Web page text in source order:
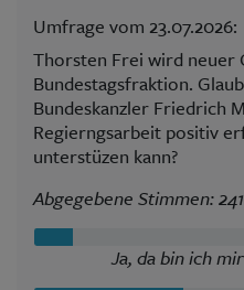
Umfrage vom 23.07.2026:
Thorsten Frei wird neuer
Bundestagsfraktion.
Bundeskanzler Friedrich
Regierngsarbeit positiv
unterstüzen kann?
Abgegebene Stimmen: 241
Ja, da bin ich